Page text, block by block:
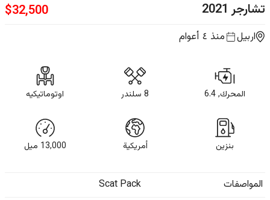
تشارجر 2021
$32,500
اربيل منذ ٤ أعوام
المحرك, 6.4 8 سلندر اوتوماتيكيه
بنزين أمريكية 13,000 ميل
المواصفات
Scat Pack